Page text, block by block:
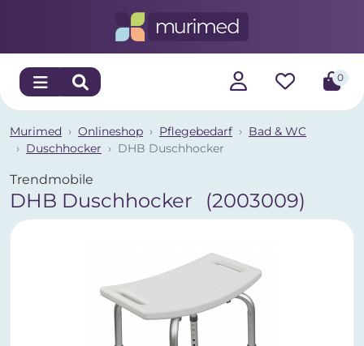
0
Murimed Onlineshop Pflegebedarf
Bad & WC
Duschhocker
DHB Duschhocker
Trendmobile
DHB Duschhocker (2003009)